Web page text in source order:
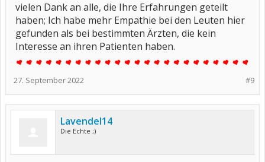
vielen Dank an alle, die Ihre Erfahrungen geteilt
haben; Ich habe mehr Empathie bei den Leuten hier
gefunden als bei bestimmten Ärzten, die kein
Interesse an ihren Patienten haben.
#9
27. September 2022
Lavendel14
Die Echte ;)